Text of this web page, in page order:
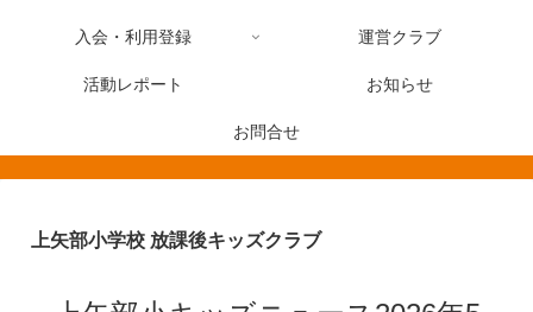
入会・利用登録 運営クラブ
活動レポート お知らせ
お問合せ
上矢部小学校 放課後キッズクラブ